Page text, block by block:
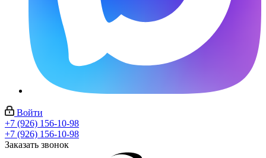
Войти
+7 (926) 156-10-98
+7 (926) 156-10-98
Заказать звонок